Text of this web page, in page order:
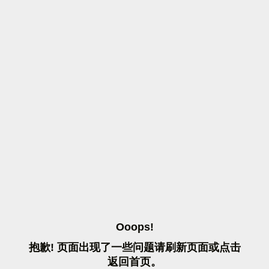
OOOPS!
抱歉! 页面出现了一些问题请刷 新页面或点击
返 回首页。